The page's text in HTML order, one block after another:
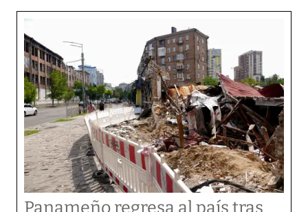
Panameño regresa al país tras